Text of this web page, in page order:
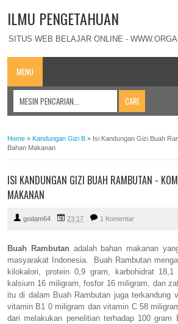
ILMU PENGETAHUAN
SITUS WEB BELAJAR ONLINE -
MENU
Home » Kandungan Gizi B » Isi Kandungan Gizi Buah
Bahan Makanan
ISI KANDUNGAN GIZI BUAH RAMBUTAN -
MAKANAN
godam64 23:17 1 Komentar
Buah Rambutan adalah bahan makanan
masyarakat Indonesia. Buah Rambutan
kilokalori, protein 0,9 gram, karbohidrat
kalsium 16 miligram, fosfor 16 miligram, dan
itu di dalam Buah Rambutan juga terkandung
vitamin B1 0 miligram dan vitamin C 58
dari melakukan penelitian terhadap 100 gram